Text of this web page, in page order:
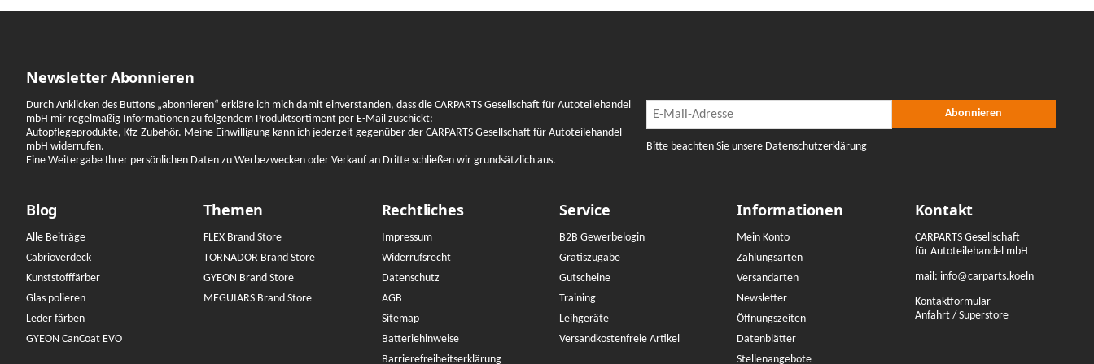
Newsletter Abonnieren
Durch Anklicken des Buttons „abonnieren“ erkläre ich mich damit einverstanden, dass die CARPARTS Gesellschaft für Autoteilehandel
mbH mir regelmäßig Informationen zu folgendem Produktsortiment per E-Mail zuschickt:
Autopflegeprodukte, Kfz-Zubehör. Meine Einwilligung kann ich jederzeit gegenüber der CARPARTS Gesellschaft für Autoteilehandel
mbH widerrufen.
Eine Weitergabe Ihrer persönlichen Daten zu Werbezwecken oder Verkauf an Dritte schließen wir grundsätzlich aus.
Newsletter Abonnieren Abonnieren
Bitte beachten Sie unsere Datenschutzerklärung
Blog
Alle Beiträge
Cabrioverdeck
Kunststofffärber
Glas polieren
Leder färben
GYEON CanCoat EVO
Themen
FLEX Brand Store
TORNADOR Brand Store
GYEON Brand Store
MEGUIARS Brand Store
Rechtliches
Impressum
Widerrufsrecht
Datenschutz
AGB
Sitemap
Batteriehinweise
Barrierefreiheitserklärung
Service
B2B Gewerbelogin
Gratiszugabe
Gutscheine
Training
Leihgeräte
Versandkostenfreie Artikel
Informationen
Mein Konto
Zahlungsarten
Versandarten
Newsletter
Öffnungszeiten
Datenblätter
Stellenangebote
Kontakt
CARPARTS Gesellschaft
für Autoteilehandel mbH
mail: info@carparts.koeln
Kontaktformular
Anfahrt / Superstore